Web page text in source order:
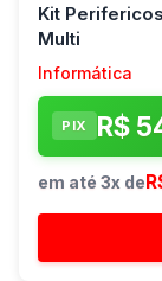
Kit
Multi
Informática
PIX R$
em até 3x de